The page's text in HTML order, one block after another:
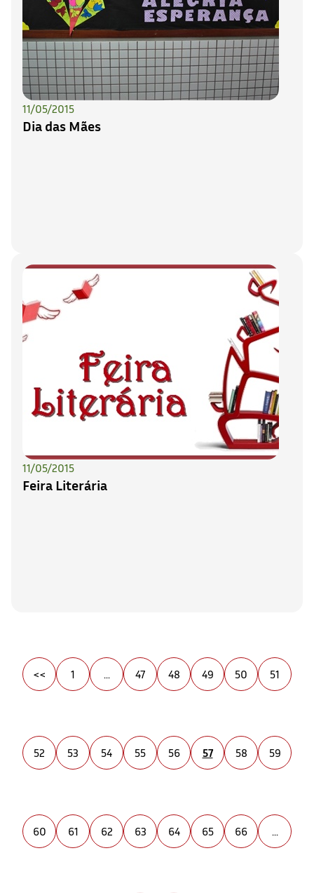
11/05/2015
Dia das Mães
11/05/2015
Feira Literária
<< 1 ... 47 48 49 50 51
52 53 54 55 56 57 58 59
60 61 62 63 64 65 66 ...